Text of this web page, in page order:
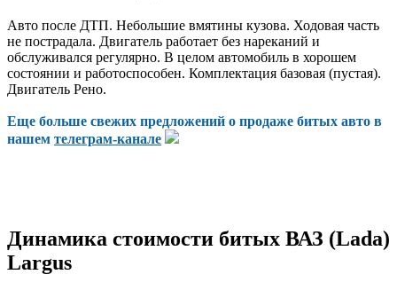
Авто после ДТП. Небольшие вмятины кузова. Ходовая часть
не пострадала. Двигатель работает без нареканий и
обслуживался регулярно. В целом автомобиль в хорошем
состоянии и работоспособен. Комплектация базовая (пустая).
Двигатель Рено.
Еще больше свежих предложений о продаже битых авто в
нашем телеграм-канале
Динамика стоимости битых ВАЗ (Lada)
Largus